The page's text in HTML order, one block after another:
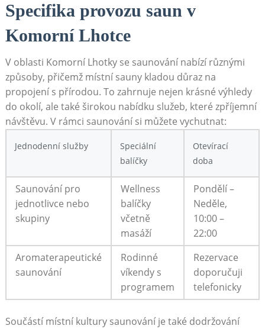
Specifika provozu saun v
Komorní Lhotce
V oblasti Komorní Lhotky se saunování nabízí různými
způsoby, přičemž místní sauny kladou důraz na
propojení s přírodou. To zahrnuje nejen krásné výhledy
do okolí, ale také širokou nabídku služeb, které zpříjemní
návštěvu. V rámci saunování si můžete vychutnat:
Jednodenní služby
Speciální
balíčky
Otevírací
doba
Saunování pro
jednotlivce nebo
skupiny
Wellness
balíčky
včetně
masáží
Pondělí –
Neděle,
10:00 –
22:00
Aromaterapeutické
saunování
Rodinné
víkendy s
programem
Rezervace
doporučuji
telefonicky
Součástí místní kultury saunování je také dodržování